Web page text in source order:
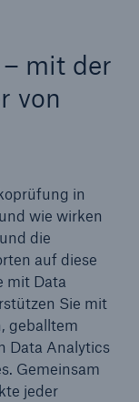
mit der
von
in
wie wirken
die
auf diese
mit Data
Sie mit
geballtem
Data Analytics
Gemeinsam
jeder
nicht